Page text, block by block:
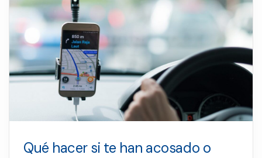
Qué hacer si te han acosado o